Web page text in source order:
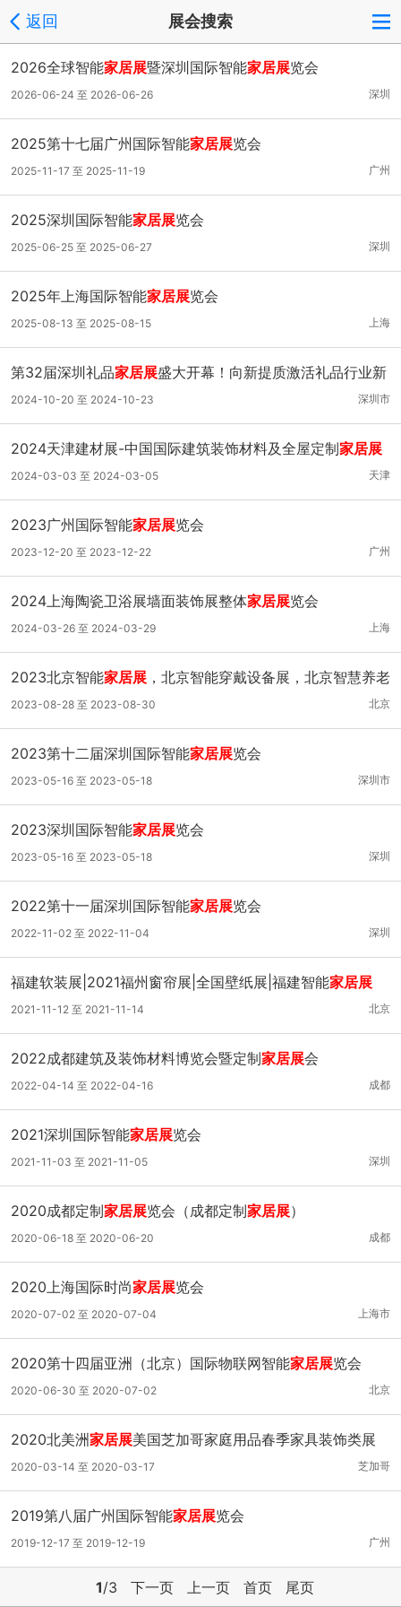
返回 展会搜索
2026全球智能家居展暨深圳国际智能家居展览会
深圳
2026-06-24 至 2026-06-26
2025第十七届广州国际智能家居展览会
广州
2025-11-17 至 2025-11-19
2025深圳国际智能家居展览会
深圳
2025-06-25 至 2025-06-27
2025年上海国际智能家居展览会
上海
2025-08-13 至 2025-08-15
第32届深圳礼品家居展盛大开幕！向新提质激活礼品行业新
动能
深圳市
2024-10-20 至 2024-10-23
2024天津建材展-中国国际建筑装饰材料及全屋定制家居展
天津
2024-03-03 至 2024-03-05
2023广州国际智能家居展览会
广州
2023-12-20 至 2023-12-22
2024上海陶瓷卫浴展墙面装饰展整体家居展览会
上海
2024-03-26 至 2024-03-29
2023北京智能家居展 ，北京智能穿戴设备展，北京智慧养老
展
北京
2023-08-28 至 2023-08-30
2023第十二届深圳国际智能家居展览会
深圳市
2023-05-16 至 2023-05-18
2023深圳国际智能家居展览会
深圳
2023-05-16 至 2023-05-18
2022第十一届深圳国际智能家居展览会
深圳
2022-11-02 至 2022-11-04
福建软装展|2021福州窗帘展|全国壁纸展|福建智能家居展
北京
2021-11-12 至 2021-11-14
2022成都建筑及装饰材料博览会暨定制家居展会
成都
2022-04-14 至 2022-04-16
2021深圳国际智能家居展览会
深圳
2021-11-03 至 2021-11-05
2020成都定制家居展览会（成都定制家居展）
成都
2020-06-18 至 2020-06-20
2020上海国际时尚家居展览会
上海市
2020-07-02 至 2020-07-04
2020第十四届亚洲（北京）国际物联网智能家居展览会
北京
2020-06-30 至 2020-07-02
2020北美洲家居展美国芝加哥家庭用品春季家具装饰类展
芝加哥
2020-03-14 至 2020-03-17
2019第八届广州国际智能家居展览会
广州
2019-12-17 至 2019-12-19
1/3 下一页 上一页 首页 尾页